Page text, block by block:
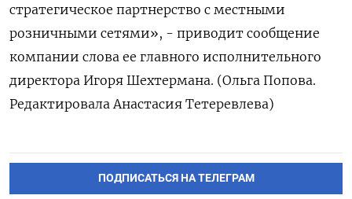
стратегическое партнерство с местными
розничными сетями», - приводит сообщение
компании слова ее главного исполнительного
директора Игоря Шехтермана. (Ольга Попова.
Редактировала Анастасия Тетеревлева)
ПОДПИСАТЬСЯ НА ТЕЛЕГРАМ